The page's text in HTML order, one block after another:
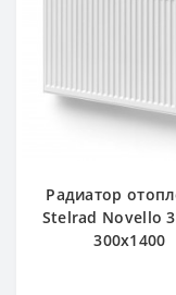
Радиатор
Stelrad Novello
300х1400